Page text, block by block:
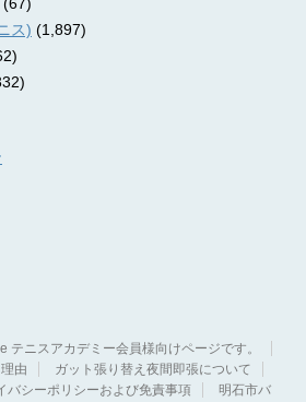
(67)
ス) (1,897)
テニスアカデミー会員様向けページです。
由
ガット張り替え夜間即張について
バシーポリシーおよび免責事項 明石市バ